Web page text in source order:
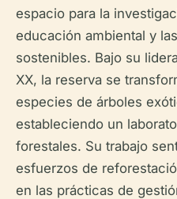
espacio para la
educación ambiental y
sostenibles. Bajo su
XX, la reserva se
especies de árboles
estableciendo un
forestales. Su trabajo
esfuerzos de
en las prácticas de